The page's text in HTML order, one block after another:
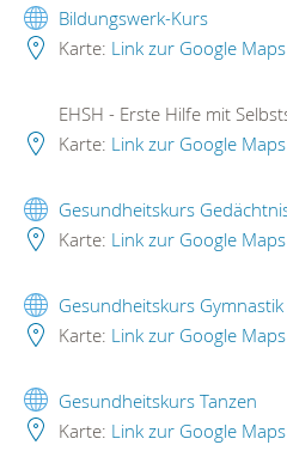
Bildungswerk-Kurs
Karte: Link zur Google
EHSH - Erste Hilfe mit
Karte: Link zur Google
Gesundheitskurs
Karte: Link zur Google
Gesundheitskurs Gymnastik
Karte: Link zur Google
Gesundheitskurs Tanzen
Karte: Link zur Google